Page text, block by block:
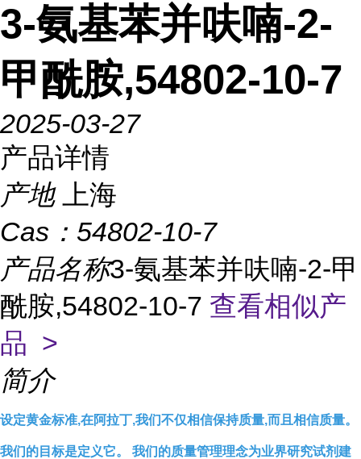
3-氨基苯并呋喃-2-
甲酰胺,54802-10-7
2025-03-27
产品详情
产地
上海
Cas： 54802-10-7
产品名称3-氨基苯并呋喃-2-甲
酰胺,54802-10-7 查看相似产
品 >
简介
设定黄金标准,在阿拉丁,我们不仅相信保持质量,而且相信质量。
我们的目标是定义它。 我们的质量管理理念为业界研究试剂建